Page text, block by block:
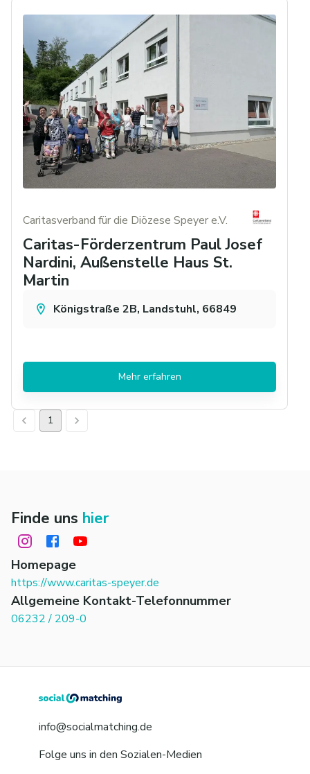
Caritasverband für die Diözese Speyer e.V.
Caritas-Förderzentrum Paul Josef
Nardini, Außenstelle Haus St.
Martin
Königstraße 2B, Landstuhl, 66849
Mehr erfahren
1
Finde uns hier
Homepage
https://www.caritas-speyer.de
Allgemeine Kontakt-Telefonnummer
06232 / 209-0
info@socialmatching.de
Folge uns in den Sozialen-Medien